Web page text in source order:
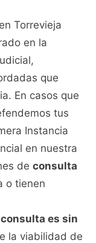
Torrevieja
en la
que
En casos que
tus
Instancia
en nuestra
deconsulta
o tienen
es sin
la viabilidad de